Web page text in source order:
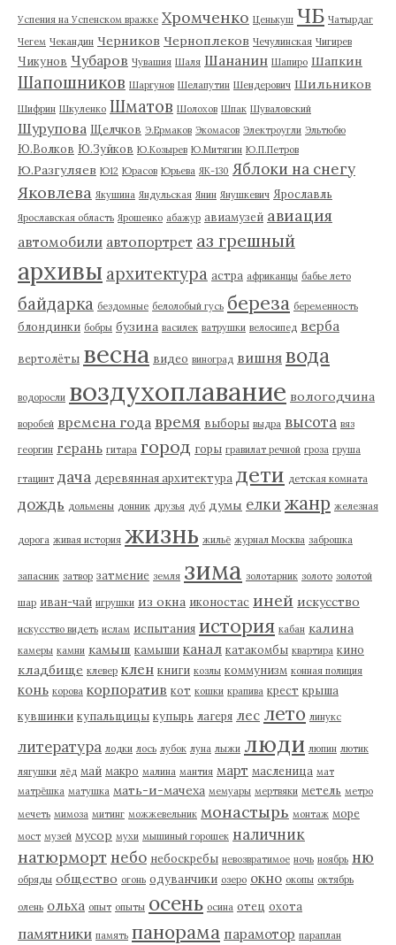
Успения на Успенском вражке Хромченко Ценькуш ЧБ Чатырдаг
Чегем Чекандин Черников Черноплеков Чечулинская Чигирев
Чикунов Чубаров Чувашия Шаля Шананин Шапиро Шапкин
Шапошников Шаргунов Шелапутин Шендерович Шильников
Шифрин Шкуленко Шматов Шолохов Шпак Шуваловский
Шурупова Щелчков Э.Ермаков Экомасов Электроугли Эльтюбю
Ю.Волков Ю.Зуйков Ю.Козырев Ю.Митягин Ю.П.Петров
Ю.Разгуляев Ю12 Юрасов Юрьева ЯК-130 Яблоки на снегу
Яковлева Якушина Яндульская Янин Янушкевич Ярославль
Ярославская область Ярошенко абажур авиамузей авиация
автомобили автопортрет аз грешный
архивы архитектура астра африканцы бабье лето
байдарка бездомные белолобый гусь береза беременность
блондинки бобры бузина василек ватрушки велосипед верба
вертолёты весна видео виноград вишня вода
водоросли воздухоплавание вологодчина
воробей времена года время выборы выдра высота вяз
георгин герань гитара город горы гравилат речной гроза груша
гтацинт дача деревянная архитектура дети детская комната
дождь дольмены донник друзья дуб думы елки жанр железная
дорога живая история жизнь жильё журнал Москва заброшка
запасник затвор затмение земля зима золотарник золото золотой
шар иван-чай игрушки из окна иконостас иней искусство
искусство видеть ислам испытания история кабан калина
камеры камни камыш камыши канал катакомбы квартира кино
кладбище клевер клен книги козлы коммунизм конная полиция
конь корова корпоратив кот кошки крапива крест крыша
кувшинки купальщицы купырь лагеря лес лето линукс
литература лодки лось лубок луна лыжи люди люпин лютик
лягушки лёд май макро малина мантия март масленица мат
матрёшка матушка мать-и-мачеха мемуары мертвяки метель метро
мечеть мимоза митинг можжевельник монастырь монтаж море
мост музей мусор мухи мышиный горошек наличник
натюрморт небо небоскребы невозвратимое ночь ноябрь ню
обряды общество огонь одуванчики озеро окно окопы октябрь
олень ольха опыт опыты осень осина отец охота
памятники память панорама парамотор параплан